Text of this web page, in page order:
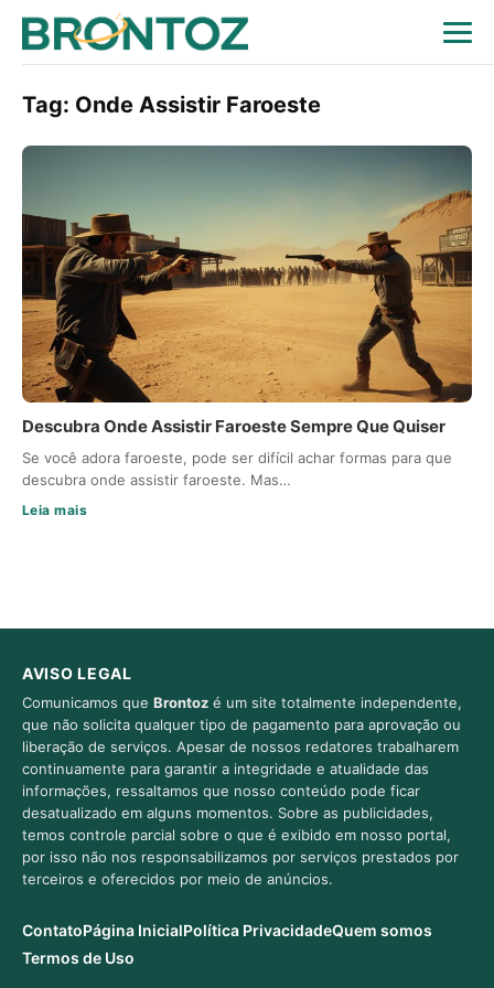
Tag: Onde Assistir Faroeste
Descubra Onde Assistir Faroeste Sempre Que Quiser
Se você adora faroeste, pode ser difícil achar formas para que
descubra onde assistir faroeste. Mas…
Leia mais
AVISO LEGAL
Comunicamos que Brontoz é um site totalmente independente,
que não solicita qualquer tipo de pagamento para aprovação ou
liberação de serviços. Apesar de nossos redatores trabalharem
continuamente para garantir a integridade e atualidade das
informações, ressaltamos que nosso conteúdo pode ficar
desatualizado em alguns momentos. Sobre as publicidades,
temos controle parcial sobre o que é exibido em nosso portal,
por isso não nos responsabilizamos por serviços prestados por
terceiros e oferecidos por meio de anúncios.
ContatoPágina InicialPolítica PrivacidadeQuem somos
Termos de Uso